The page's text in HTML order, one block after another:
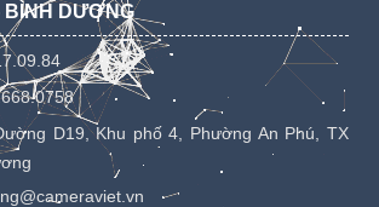
BÌNH DƯƠNG
D19, Khu phố 4, Phường An Phú, TX